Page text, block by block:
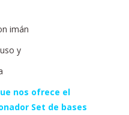
imán
y
nos ofrece el
Set de bases